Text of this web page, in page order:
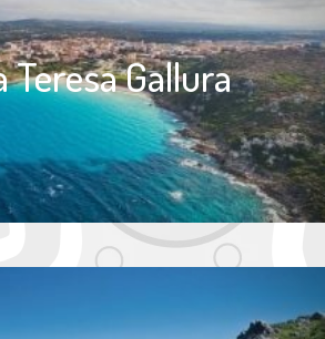
Teresa Gallura